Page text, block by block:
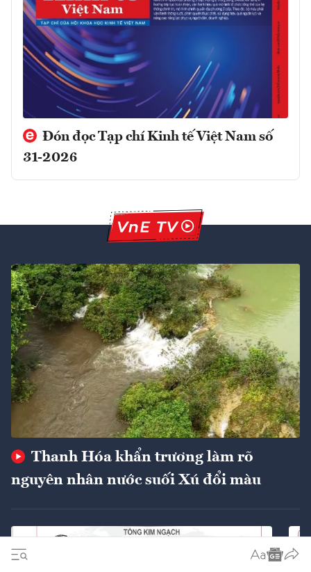
Đón đọc Tạp chí Kinh tế Việt Nam số
31-2026
Thanh Hóa khẩn trương làm rõ
nguyên nhân nước suối Xú đổi màu